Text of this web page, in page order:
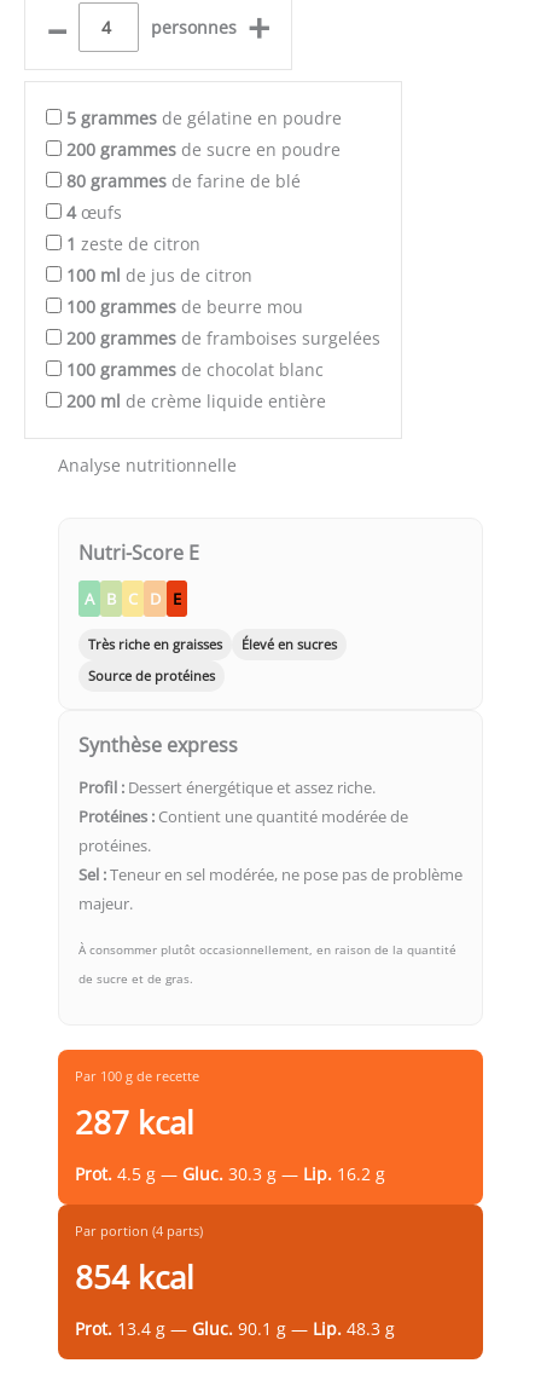
– personnes +
5 grammes de gélatine en poudre
200 grammes de sucre en poudre
80 grammes de farine de blé
4œufs
1 zeste de citron
100 ml de jus de citron
100 grammes de beurre mou
200 grammes de framboises surgelées
100 grammes de chocolat blanc
200 ml de crème liquide entière
Analyse nutritionnelle
Nutri-Score E
A B C D E
Très riche en graisses
Élevé en sucres
Source de protéines
Synthèse express
Profil : Dessert énergétique et assez riche.
Protéines : Contient une quantité modérée de
protéines.
Sel :Teneur en sel modérée, ne pose pas de problème
majeur.
À consommer plutôt occasionnellement, en raison de la quantité
de sucre et de gras.
Par 100 g de recette
287 kcal
Prot. 4.5 g — Gluc. 30.3 g — Lip. 16.2 g
Par portion (4 parts)
854 kcal
Prot. 13.4 g — Gluc. 90.1 g — Lip. 48.3 g